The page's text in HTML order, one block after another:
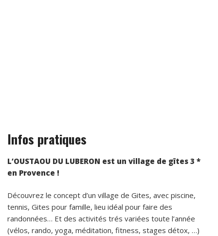
Infos pratiques
L’OUSTAOU DU LUBERON est un village de gîtes 3 *
en Provence !
Découvrez le concept d’un village de Gites, avec piscine,
tennis, Gites pour famille, lieu idéal pour faire des
randonnées… Et des activités trés variées toute l’année
(vélos, rando, yoga, méditation, fitness, stages détox, …)